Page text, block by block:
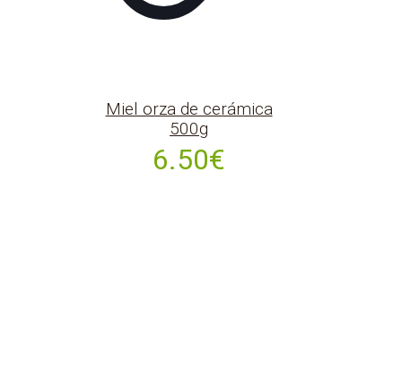
Miel orza de cerámica
500g
6.50€